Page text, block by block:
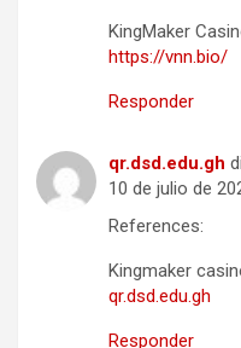
KingMaker
https://vnn.bio/
Responder
qr.dsd.edu.gh
10 de julio de
References:
Kingmaker
qr.dsd.edu.gh
Responder